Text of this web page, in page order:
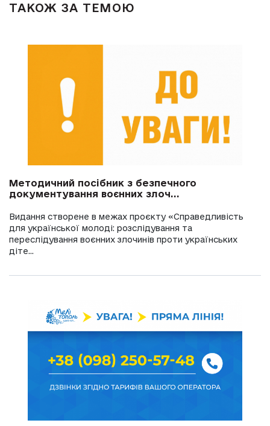
ТАКОЖ ЗА ТЕМОЮ
Методичний посібник з безпечного
документування воєнних злоч...
Видання створене в межах проєкту «Справедливість
для української молоді: розслідування та
переслідування воєнних злочинів проти українських
діте...